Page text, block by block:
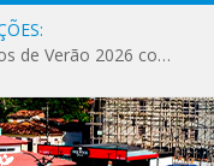
São Miguel do Guamá encerra os Jogos de Verão 2026 com sucesso de público e competições.